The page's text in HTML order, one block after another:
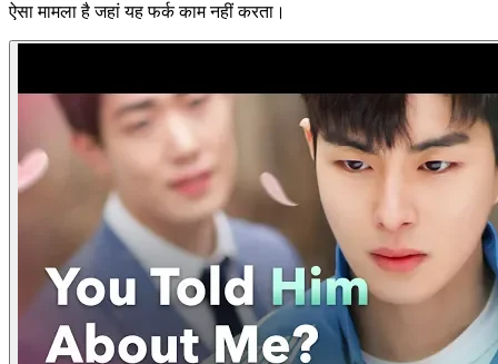
ऐसा मामला है जहां यह फर्क काम नहीं करता।